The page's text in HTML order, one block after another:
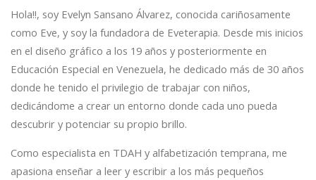
Hola!!, soy Evelyn Sansano Álvarez, conocida cariñosamente
como Eve, y soy la fundadora de Eveterapia. Desde mis inicios
en el diseño gráfico a los 19 años y posteriormente en
Educación Especial en Venezuela, he dedicado más de 30 años
donde he tenido el privilegio de trabajar con niños,
dedicándome a crear un entorno donde cada uno pueda
descubrir y potenciar su propio brillo.
Como especialista en TDAH y alfabetización temprana, me
apasiona enseñar a leer y escribir a los más pequeños